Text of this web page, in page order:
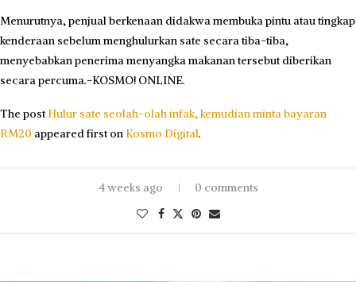
Menurutnya, penjual berkenaan didakwa membuka pintu atau tingkap
kenderaan sebelum menghulurkan sate secara tiba-tiba,
menyebabkan penerima menyangka makanan tersebut diberikan
secara percuma.-KOSMO! ONLINE.
The postHulur sate seolah-olah infak, kemudian minta bayaran
RM20 appeared first on Kosmo Digital.
4 weeks ago 0 comments